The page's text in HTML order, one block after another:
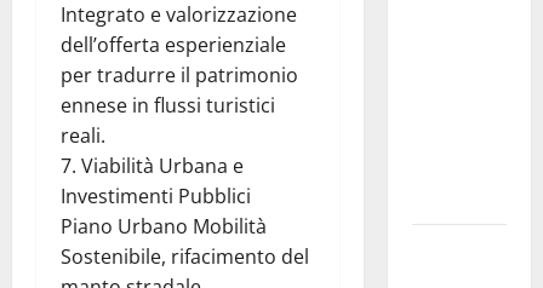
Integrato e valorizzazione
dell’offerta esperienziale
per tradurre il patrimonio
ennese in flussi turistici
reali.
7. Viabilità Urbana e
Investimenti Pubblici
Piano Urbano Mobilità
Sostenibile, rifacimento del